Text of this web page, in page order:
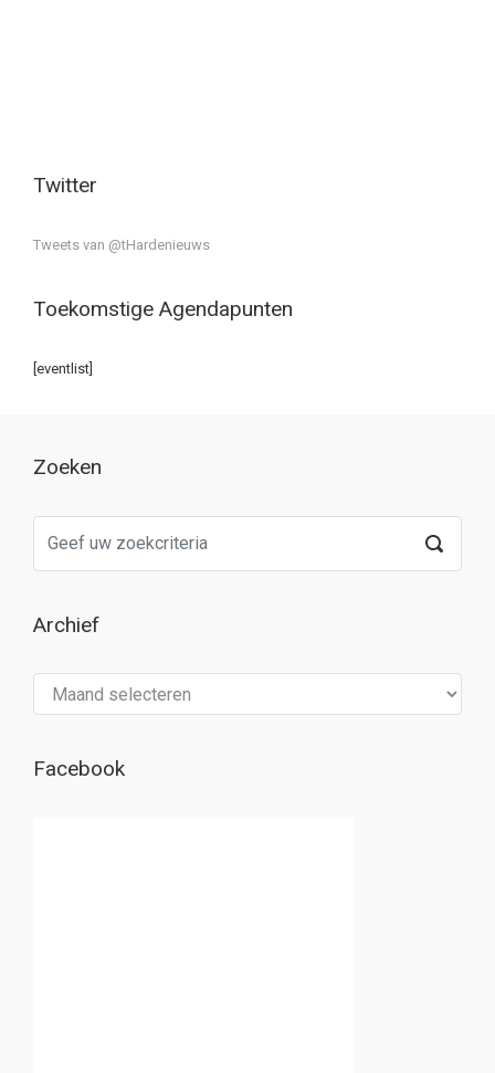
Twitter
Tweets van @tHardenieuws
Toekomstige Agendapunten
[eventlist]
Zoeken
Archief
Facebook